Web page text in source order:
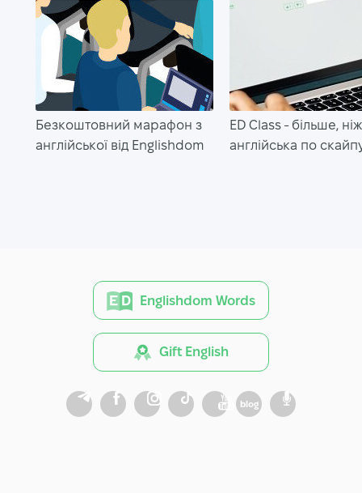
Безкоштовний марафон з
англійської від Englishdom
ED Class - більше, ніж
англійська по
Englishdom Words
Gift English
blog